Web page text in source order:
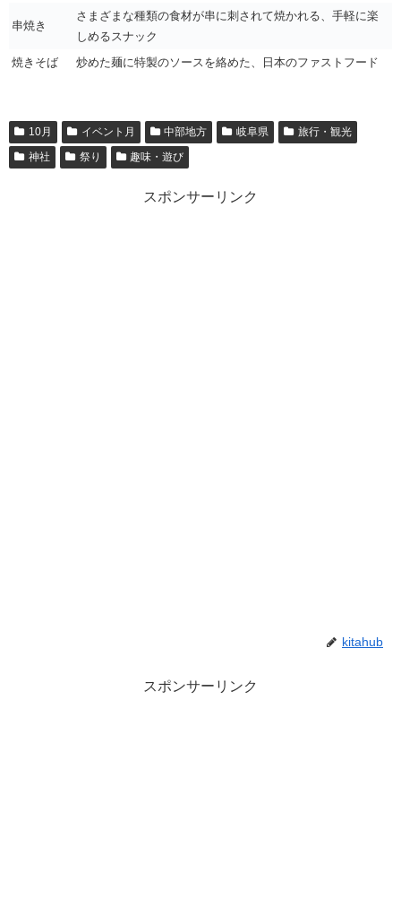
串焼き
さまざまな種類の食材が串に刺されて焼かれる、手軽に楽
しめるスナック
焼きそば
炒めた麺に特製のソースを絡めた、日本のファストフード
10月 イベント月 中部地方 岐阜県
旅行・観光
神社
祭り 趣味・遊び
スポンサーリンク
kitahub
スポンサーリンク